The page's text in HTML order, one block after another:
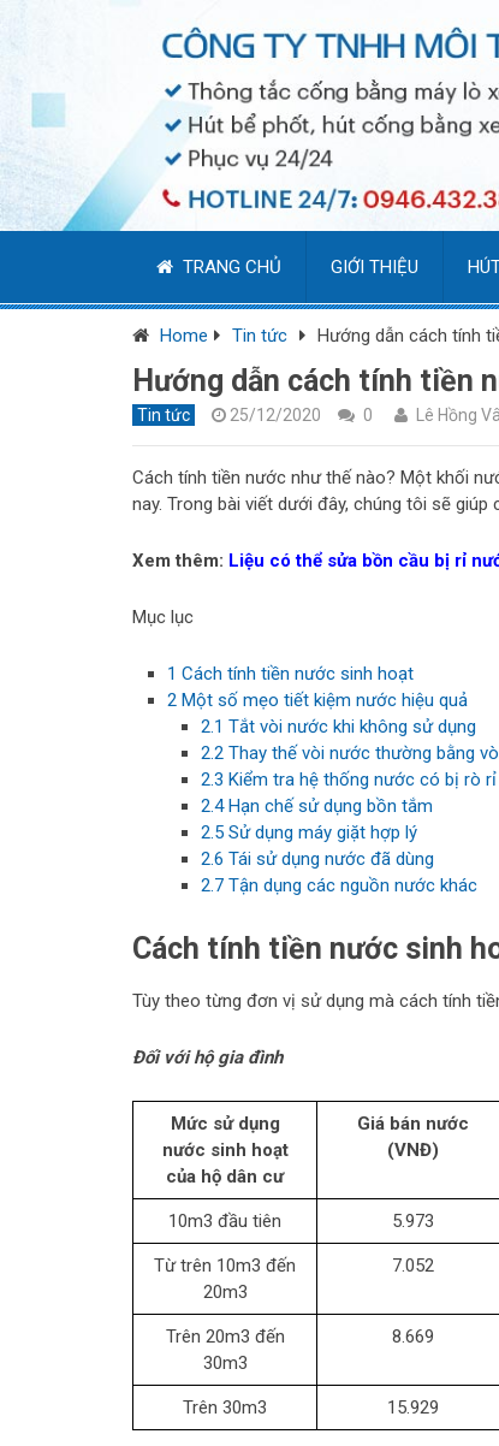
TRANG CHỦ GIỚI THIỆU
Home Tin tức Hướng dẫn cách tính
Hướng dẫn cách tính tiền
Tin tức 25/12/2020 0 Lê Hồng
Cách tính tiền nước như thế nào? Một khối
nay. Trong bài viết dưới đây, chúng tôi sẽ
Xem thêm: Liệu có thể sửa bồn cầu bị rỉ
Mục lục
1 Cách tính tiền nước sinh hoạt
2Một số mẹo tiết kiệm nước hiệu quả
2.1 Tắt vòi nước khi không sử dụng
2.2 Thay thế vòi nước thường bằng
2.3 Kiểm tra hệ thống nước có bị rò rỉ
2.4Hạn chế sử dụng bồn tắm
2.5 Sử dụng máy giặt hợp lý
2.6 Tái sử dụng nước đã dùng
2.7 Tận dụng các nguồn nước khác
Cách tính tiền nước sinh
Tùy theo từng đơn vị sử dụng mà cách tính
Đối với hộ gia đình
Mức sử dụng
nước sinh hoạt
của hộ dân cư
Giá bán nước
(VNĐ)
10m3 đầu tiên 5.973
Từ trên 10m3 đến
20m3
7.052
Trên 20m3 đến
30m3
8.669
Trên 30m3 15.929